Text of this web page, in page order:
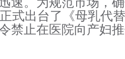
式出台了《母乳代
禁止在医院向产妇